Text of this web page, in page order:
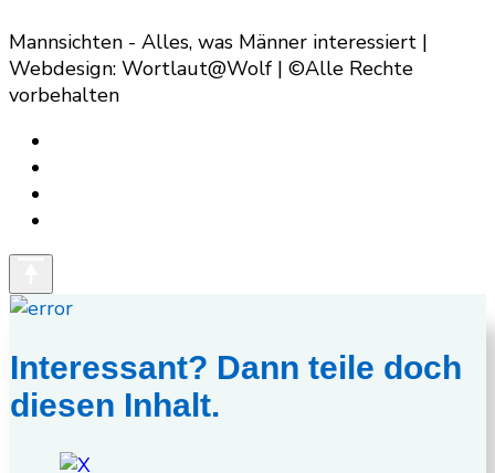
Mannsichten - Alles, was Männer interessiert |
Webdesign: Wortlaut@Wolf | ©Alle Rechte
vorbehalten
Interessant? Dann teile doch
diesen Inhalt.